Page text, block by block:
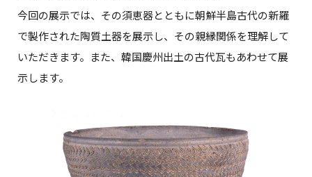
今回の展示では、その須恵器とともに朝鮮半島古代の新羅
で製作された陶質土器を展示し、その親縁関係を理解して
いただきます。また、韓国慶州出土の古代瓦もあわせて展
示します。